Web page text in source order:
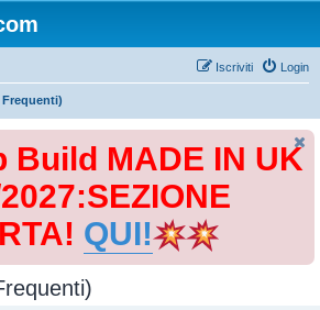
Login
Iscriviti
Frequenti)
Build MADE IN UK
QUI!